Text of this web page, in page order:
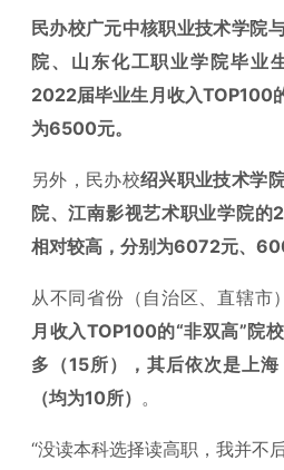
民办校广元中核职业技术学院
院、山东化工职业学院毕业
2022届毕业生月收入TOP100
为6500元。
另外，民办校绍兴职业技术学
院、江南影视艺术职业学院
相对较高，分别为6072元、
从不同省份（自治区、直辖市
月收入TOP100的“非双高”院
多（15所），其后依次是上
（均为10所） 。
“没读本科选择读高职，我并不